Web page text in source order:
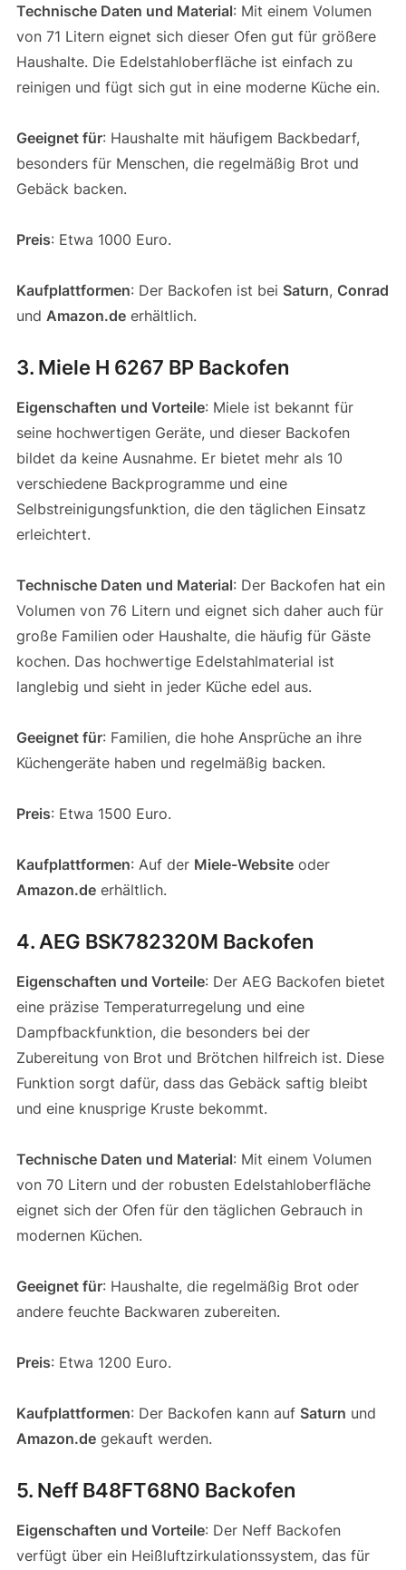
Technische Daten und Material: Mit einem Volumen
von 71 Litern eignet sich dieser Ofen gut für größere
Haushalte. Die Edelstahloberfläche ist einfach zu
reinigen und fügt sich gut in eine moderne Küche ein.
Geeignet für: Haushalte mit häufigem Backbedarf,
besonders für Menschen, die regelmäßig Brot und
Gebäck backen.
Preis: Etwa 1000 Euro.
Kaufplattformen: Der Backofen ist bei Saturn, Conrad
und Amazon.deerhältlich.
3. Miele H 6267 BP Backofen
Eigenschaften und Vorteile: Miele ist bekannt für
seine hochwertigen Geräte, und dieser Backofen
bildet da keine Ausnahme. Er bietet mehr als 10
verschiedene Backprogramme und eine
Selbstreinigungsfunktion, die den täglichen Einsatz
erleichtert.
Technische Daten und Material: Der Backofen hat ein
Volumen von 76 Litern und eignet sich daher auch für
große Familien oder Haushalte, die häufig für Gäste
kochen. Das hochwertige Edelstahlmaterial ist
langlebig und sieht in jeder Küche edel aus.
Geeignet für: Familien, die hohe Ansprüche an ihre
Küchengeräte haben und regelmäßig backen.
Preis: Etwa 1500 Euro.
Kaufplattformen: Auf der Miele-Websiteoder
Amazon.deerhältlich.
4. AEG BSK782320M Backofen
Eigenschaften und Vorteile: Der AEG Backofen bietet
eine präzise Temperaturregelung und eine
Dampfbackfunktion, die besonders bei der
Zubereitung von Brot und Brötchen hilfreich ist. Diese
Funktion sorgt dafür, dass das Gebäck saftig bleibt
und eine knusprige Kruste bekommt.
Technische Daten und Material: Mit einem Volumen
von 70 Litern und der robusten Edelstahloberfläche
eignet sich der Ofen für den täglichen Gebrauch in
modernen Küchen.
Geeignet für: Haushalte, die regelmäßig Brot oder
andere feuchte Backwaren zubereiten.
Preis: Etwa 1200 Euro.
Kaufplattformen: Der Backofen kann auf Saturn und
Amazon.degekauft werden.
5. Neff B48FT68N0 Backofen
Eigenschaften und Vorteile: Der Neff Backofen
verfügt über ein Heißluftzirkulationssystem, das für